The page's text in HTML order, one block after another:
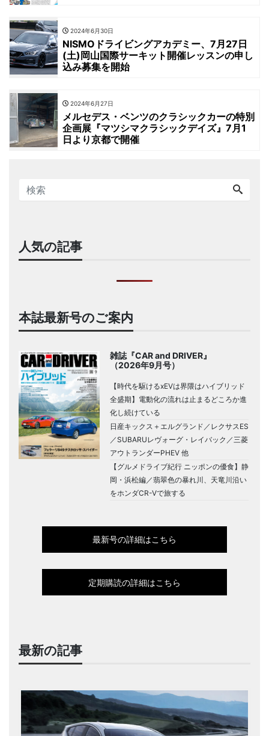
2024年6月30日
NISMOドライビングアカデミー、7月27日
(土)岡山国際サーキット開催レッスンの申し
込み募集を開始
2024年6月27日
メルセデス・ベンツのクラシックカーの特別
企画展『マツシマクラシックデイズ』7月1
日より京都で開催
人気の記事
本誌最新号のご案内
雑誌『CAR and DRIVER』
（2026年9月号）
【時代を駆けるxEVは界隈はハイブリッド
全盛期】電動化の流れは止まるどころか進
化し続けている
日産キックス＋エルグランド／レクサスES
／SUBARUレヴォーグ・レイバック／三菱
アウトランダーPHEV 他
【グルメドライブ紀行 ニッポンの優食】静
岡・浜松編／翡翠色の暴れ川、天竜川沿い
をホンダCR-Vで旅する
最新号の詳細はこちら
定期購読の詳細はこちら
最新の記事